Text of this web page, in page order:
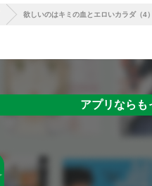
欲しいのはキミの血とエロいカラダ（
アプリならも